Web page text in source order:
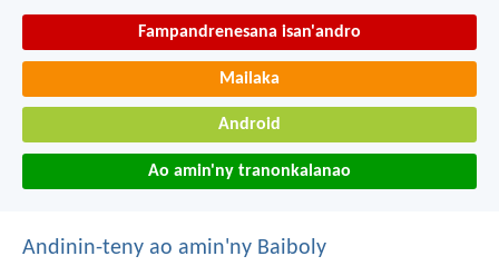
Fampandrenesana isan'andro
Mailaka
Android
Ao amin'ny tranonkalanao
Andinin-teny ao amin'ny Baiboly